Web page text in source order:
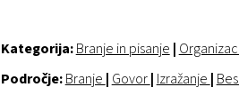
Kategorija:Branje in pisanje |
Področje:Branje | Govor| Izražanje |